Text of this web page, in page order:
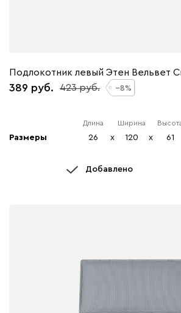
Подлокотник левый Этен Вельвет
389 423 8
Размеры
Длина
26 x
Ширина
120 x 61
Добавлено